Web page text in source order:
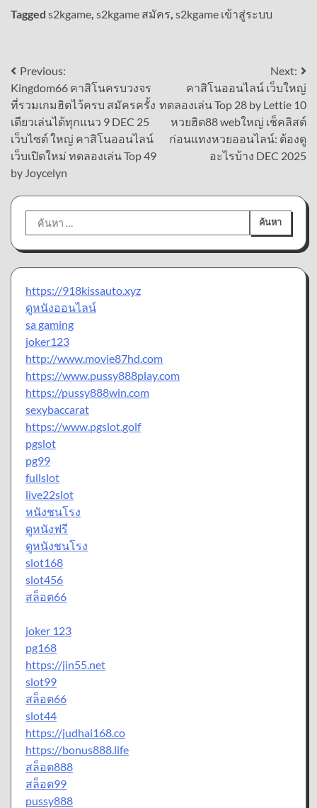
Tagged s2kgame s2kgame สมัคร s2kgame เข้าสู่ระบบ
แนะแนว
เรื่อง
Previous:
Kingdom66 คาสิโนครบวงจร
ที่รวมเกมฮิตไว้ครบ สมัครครั้ง
เดียวเล่นได้ทุกแนว 9 DEC 25
เว็บไซต์ ใหญ่ คาสิโนออนไลน์
เว็บเปิดใหม่ ทดลองเล่น Top 49
by Joycelyn
Next:
คาสิโนออนไลน์ เว็บใหญ่
ทดลองเล่น Top 28 by Lettie 10
หวยฮิต88 webใหญ่ เช็คลิสต์
ก่อนแทงหวยออนไลน์: ต้องดู
อะไรบ้าง DEC 2025
ค้นหา
สำหรับ:
https://918kissauto.xyz
ดูหนังออนไลน์
sa gaming
joker123
http://www.movie87hd.com
https://www.pussy888play.com
https://pussy888win.com
sexybaccarat
https://www.pgslot.golf
pgslot
pg99
fullslot
live22slot
หนังชนโรง
ดูหนังฟรี
ดูหนังชนโรง
slot168
slot456
สล็อต66
joker 123
pg168
https://jin55.net
slot99
สล็อต66
slot44
https://judhai168.co
https://bonus888.life
สล็อต888
สล็อต99
pussy888